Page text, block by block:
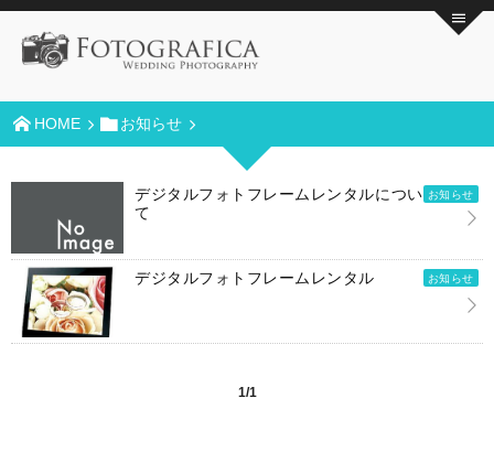
HOME お知らせ
お知らせ
デジタルフォトフレームレンタルについ
て
お知らせ
デジタルフォトフレームレンタル
1/1